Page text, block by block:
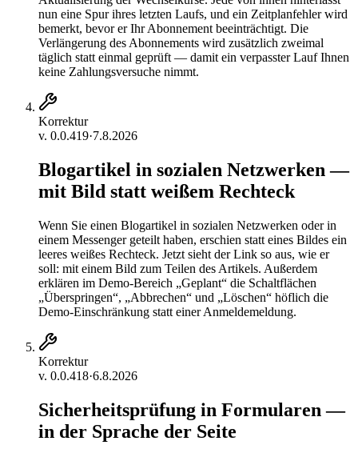
nun eine Spur ihres letzten Laufs, und ein Zeitplanfehler wird
bemerkt, bevor er Ihr Abonnement beeinträchtigt. Die
Verlängerung des Abonnements wird zusätzlich zweimal
täglich statt einmal geprüft — damit ein verpasster Lauf Ihnen
keine Zahlungsversuche nimmt.
Korrektur
v. 0.0.419·7.8.2026
Blogartikel in sozialen Netzwerken —
mit Bild statt weißem Rechteck
Wenn Sie einen Blogartikel in sozialen Netzwerken oder in
einem Messenger geteilt haben, erschien statt eines Bildes ein
leeres weißes Rechteck. Jetzt sieht der Link so aus, wie er
soll: mit einem Bild zum Teilen des Artikels. Außerdem
erklären im Demo-Bereich „Geplant“ die Schaltflächen
„Überspringen“, „Abbrechen“ und „Löschen“ höflich die
Demo-Einschränkung statt einer Anmeldemeldung.
Korrektur
v. 0.0.418·6.8.2026
Sicherheitsprüfung in Formularen —
in der Sprache der Seite